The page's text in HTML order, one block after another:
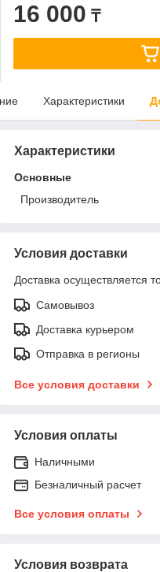
16 000 ₸
Характеристики
Характеристики
Основные
Производитель
Условия доставки
Доставка осуществляется
Самовывоз
Доставка курьером
Отправка в регионы
Все условия доставки
Условия оплаты
Наличными
Безналичный расчет
Все условия оплаты
Условия возврата